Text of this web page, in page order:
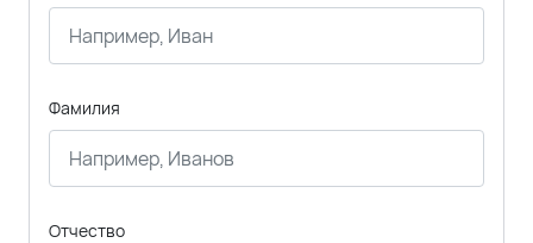
Фамилия
Отчество